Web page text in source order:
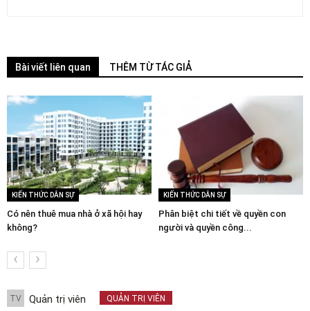
Bài viết liên quan THÊM TỪ TÁC GIẢ
KIẾN THỨC DÂN SỰ
Có nên thuê mua nhà ở xã hội hay
không?
KIẾN THỨC DÂN SỰ
Phân biệt chi tiết về quyền con
người và quyền công...
‹ ›
TV Quản trị viên QUẢN TRỊ VIÊN